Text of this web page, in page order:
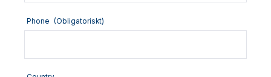
Phone (Obligatoriskt)